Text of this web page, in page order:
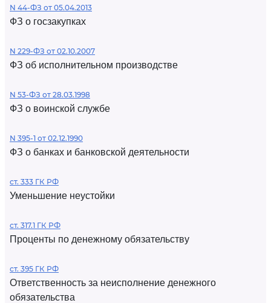
N 44-ФЗ от 05.04.2013
ФЗ о госзакупках
N 229-ФЗ от 02.10.2007
ФЗ об исполнительном производстве
N 53-ФЗ от 28.03.1998
ФЗ о воинской службе
N 395-1 от 02.12.1990
ФЗ о банках и банковской деятельности
ст. 333 ГК РФ
Уменьшение неустойки
ст. 317.1 ГК РФ
Проценты по денежному обязательству
ст. 395 ГК РФ
Ответственность за неисполнение денежного
обязательства